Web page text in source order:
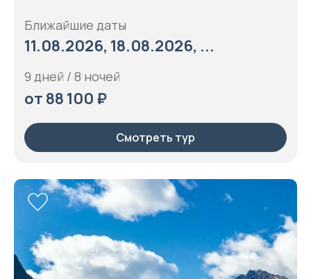
Ближайшие даты
11.08.2026, 18.08.2026, ...
9 дней / 8 ночей
от 88 100 ₽
Смотреть тур